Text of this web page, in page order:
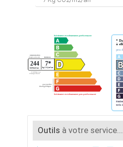
Outils à votre service...